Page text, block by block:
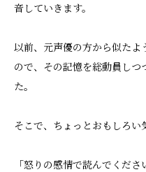
音していきます。
以前、元声優の方から似た
ので、その記憶を総動員し
た。
そこで、ちょっとおもしろい
「怒りの感情で読んでくだ